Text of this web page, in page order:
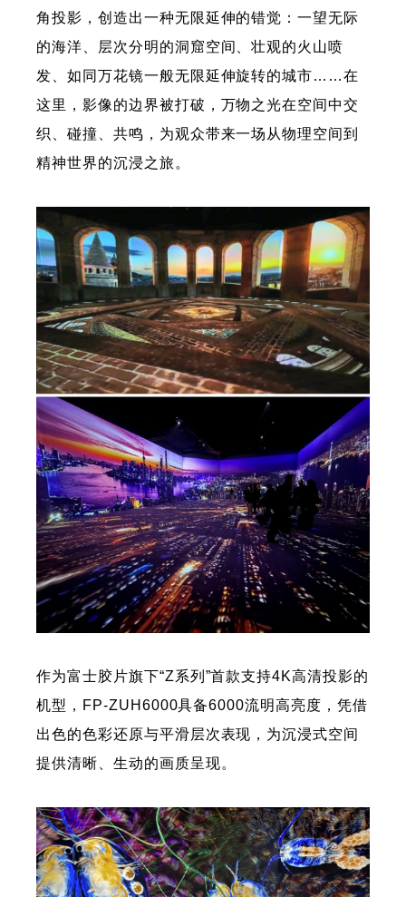
角投影，创造出一种无限延伸的错觉：一望无际
的海洋、层次分明的洞窟空间、壮观的火山喷
发、如同万花镜一般无限延伸旋转的城市……在
这里，影像的边界被打破，万物之光在空间中交
织、碰撞、共鸣，为观众带来一场从物理空间到
精神世界的沉浸之旅。
作为富士胶片旗下“Z系列”首款支持4K高清投影的
机型，FP-ZUH6000具备6000流明高亮度，凭借
出色的色彩还原与平滑层次表现，为沉浸式空间
提供清晰、生动的画质呈现。